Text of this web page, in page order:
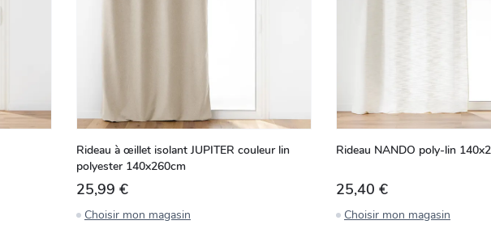
Rideau à œillet isolant JUPITER couleur lin
polyester 140x260cm
25,99 €
Choisir mon magasin
Rideau NANDO poly-lin
25,40 €
Choisir mon magasin